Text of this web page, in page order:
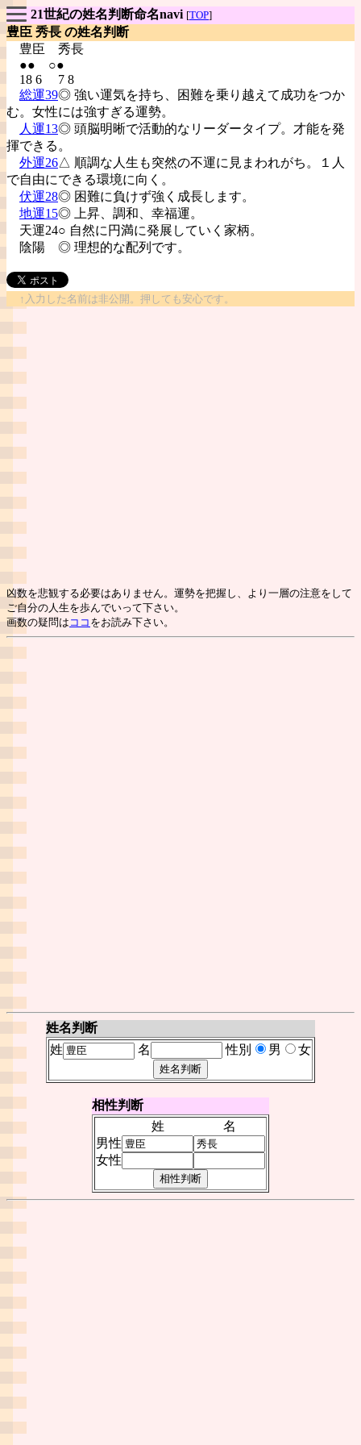
21世紀の姓名判断命名navi [TOP]
豊臣 秀長 の姓名判断
豊臣 秀長
●● ○●
18 6 7 8
総運39◎ 強い運気を持ち、困難を乗り越えて成功をつか
む。女性には強すぎる運勢。
人運13◎ 頭脳明晰で活動的なリーダータイプ。才能を発
揮できる。
外運26△ 順調な人生も突然の不運に見まわれがち。１人
で自由にできる環境に向く。
伏運28◎ 困難に負けず強く成長します。
地運15◎ 上昇、調和、幸福運。
天運24○ 自然に円満に発展していく家柄。
陰陽 ◎ 理想的な配列です。
↑入力した名前は非公開。押しても安心です。
凶数を悲観する必要はありません。運勢を把握し、より一層の注意をして
ご自分の人生を歩んでいって下さい。
画数の疑問は ココ をお読み下さい。
姓名判断
姓
名 性別 男 女
相性判断
姓
名
男性
女性